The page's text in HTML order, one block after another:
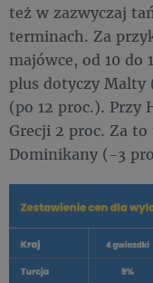
też w zazwyczaj
terminach. Za
majówce, od 10 do
plus dotyczy Malty
(po 12 proc.). Przy
Grecji 2 proc. Za
Dominikany (-3